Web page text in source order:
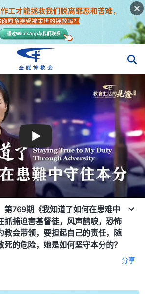
769期《我知道了如何在患难中
抓捕迫害基督徒，风声鹤唳，恐怖
教会带领，要担起自己的责任，随
死的危险，她是如何坚守本分的？
分享